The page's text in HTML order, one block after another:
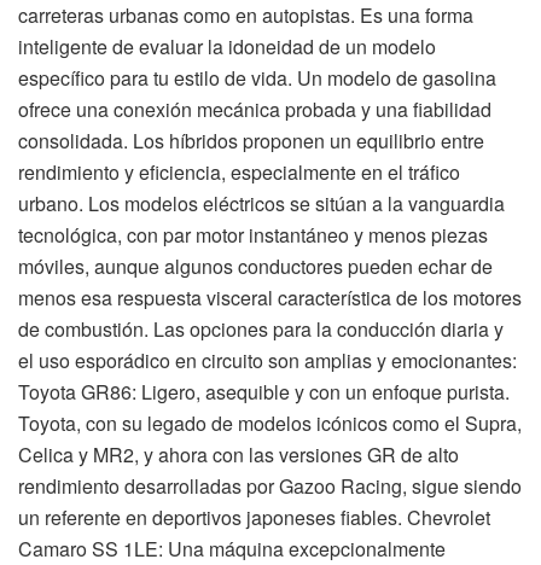
carreteras urbanas como en autopistas. Es una forma
inteligente de evaluar la idoneidad de un modelo
específico para tu estilo de vida. Un modelo de gasolina
ofrece una conexión mecánica probada y una fiabilidad
consolidada. Los híbridos proponen un equilibrio entre
rendimiento y eficiencia, especialmente en el tráfico
urbano. Los modelos eléctricos se sitúan a la vanguardia
tecnológica, con par motor instantáneo y menos piezas
móviles, aunque algunos conductores pueden echar de
menos esa respuesta visceral característica de los motores
de combustión. Las opciones para la conducción diaria y
el uso esporádico en circuito son amplias y emocionantes:
Toyota GR86: Ligero, asequible y con un enfoque purista.
Toyota, con su legado de modelos icónicos como el Supra,
Celica y MR2, y ahora con las versiones GR de alto
rendimiento desarrolladas por Gazoo Racing, sigue siendo
un referente en deportivos japoneses fiables. Chevrolet
Camaro SS 1LE: Una máquina excepcionalmente